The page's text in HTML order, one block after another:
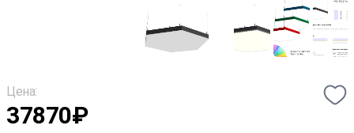
Цена:
37870₽